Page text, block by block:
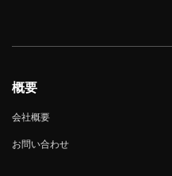
概要
会社概要
お問い合わせ